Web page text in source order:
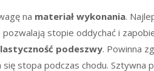
na materiał wykonania.
stopie oddychać i
podeszwy. Powinna
stopa podczas chodu. Sztywna